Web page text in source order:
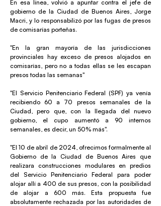
En esa línea, volvió a apuntar contra el jefe de
gobierno de la Ciudad de Buenos Aires, Jorge
Macri, y lo responsabilizó por las fugas de presos
de comisarías porteñas.
"En la gran mayoría de las jurisdicciones
provinciales hay exceso de presos alojados en
comisarías, pero no a todas ellas se les escapan
presos todas las semanas"
"El Servicio Penitenciario Federal (SPF) ya venía
recibiendo 60 a 70 presos semanales de la
Ciudad, pero que, con la llegada del nuevo
gobierno, el cupo aumentó a 90 internos
semanales, es decir, un 50% más".
"El 10 de abril de 2024, ofrecimos formalmente al
Gobierno de la Ciudad de Buenos Aires que
realizara construcciones modulares en predios
del Servicio Penitenciario Federal para poder
alojar allí a 400 de sus presos, con la posibilidad
de alojar a 600 más. Esta propuesta fue
absolutamente rechazada por las autoridades de